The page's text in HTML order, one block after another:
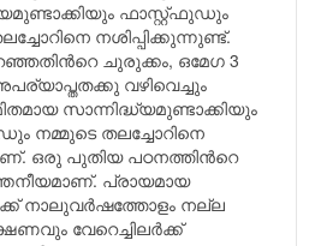
ഫാസ്റ്റ്ഫുഡും
നശിപ്പിക്കുന്നുണ്ട്.
ചുരുക്കം, ഒമേഗ 3
വഴിവെച്ചും
സാന്നിദ്ധ്യമുണ്ടാക്കിയും
നമ്മുടെ തലച്ചോറിനെ
ഒരു പുതിയ പഠനത്തിന്‍റെ
പ്രായമായ
നാലുവര്‍ഷത്തോളം നല്ല
വേറെച്ചിലര്‍ക്ക്